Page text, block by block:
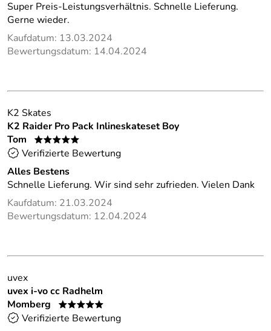
Super Preis-Leistungsverhältnis. Schnelle Lieferung.
Gerne wieder.
Kaufdatum: 13.03.2024
Bewertungsdatum: 14.04.2024
K2 Skates
K2 Raider Pro Pack Inlineskateset Boy
Tom
*****
Verifizierte Bewertung
Alles Bestens
Schnelle Lieferung. Wir sind sehr zufrieden. Vielen Dank
Kaufdatum: 21.03.2024
Bewertungsdatum: 12.04.2024
uvex
uvex i-vo cc Radhelm
Momberg
*****
Verifizierte Bewertung